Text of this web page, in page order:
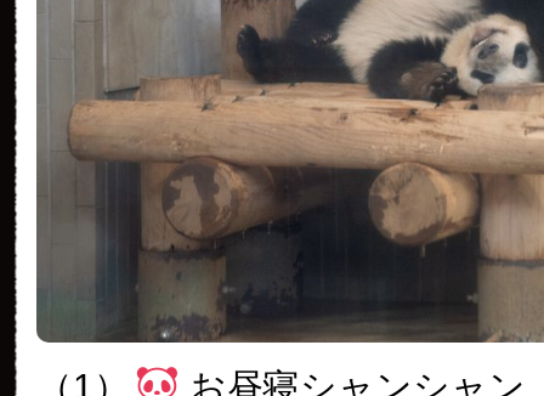
（1） お昼寝シャンシャン